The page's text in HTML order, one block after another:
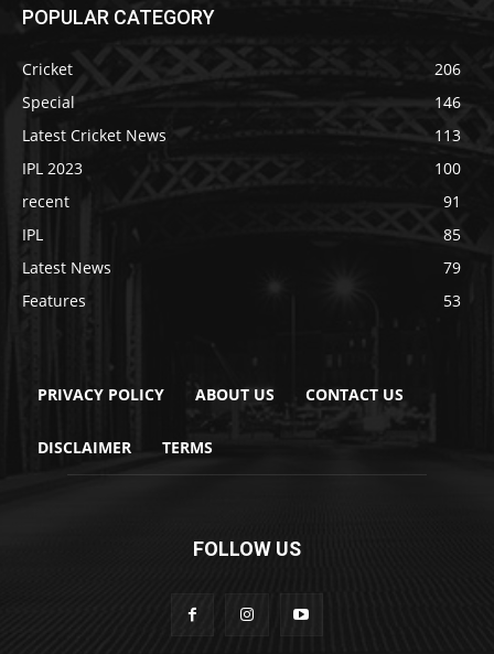
POPULAR CATEGORY
Cricket
206
Special
146
Latest Cricket News
113
IPL 2023
100
recent
91
IPL
85
Latest News
79
Features
53
PRIVACY POLICY ABOUT US CONTACT US
DISCLAIMER TERMS
FOLLOW US